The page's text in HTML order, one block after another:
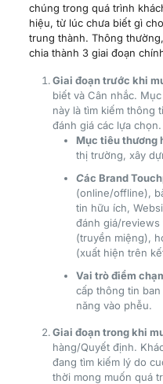
chúng trong quá trình
hiệu, từ lúc chưa biết gì
trung thành. Thông
chia thành 3 giai đoạn
Giai đoạn trước khi
biết và Cân nhắc.
này là tìm kiếm thông
đánh giá các lựa chọn.
Mục tiêu thương
thị trường, xây
Các Brand
(online/offline),
tin hữu ích,
đánh giá/reviews
(truyền miệng),
(xuất hiện trên
Vai trò điểm
cấp thông tin
năng vào phễu.
Giai đoạn trong khi
hàng/Quyết định.
đang tìm kiếm lý do
thời mong muốn quá